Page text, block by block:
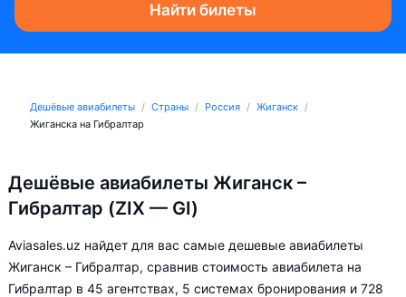
Найти билеты
Дешёвые авиабилеты Страны Россия
Жиганск
Жиганска на Гибралтар
Дешёвые авиабилеты Жиганск –
Гибралтар (ZIX — GI)
Aviasales.uz найдет для вас самые дешевые авиабилеты
Жиганск – Гибралтар, сравнив стоимость авиабилета на
Гибралтар в 45 агентствах, 5 системах бронирования и 728